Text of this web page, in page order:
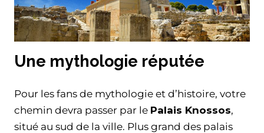
Une mythologie réputée
Pour les fans de mythologie et d’histoire, votre
chemin devra passer par le Palais Knossos,
situé au sud de la ville. Plus grand des palais